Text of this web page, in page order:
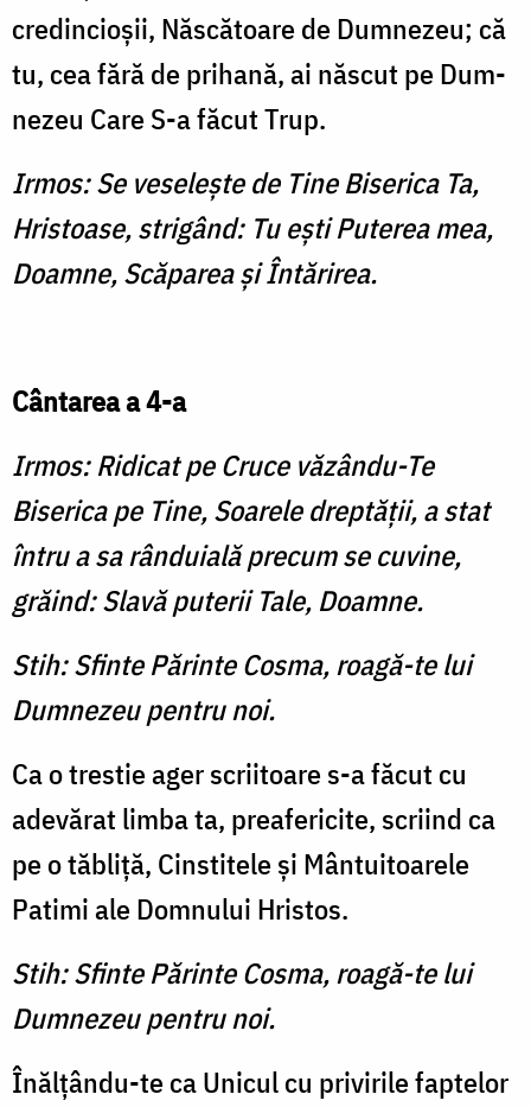
credincioşii, Născă­toare de Dumnezeu; că
tu, cea fără de prihană, ai născut pe Dum­
nezeu Care S-a făcut Trup.
Irmos: Se veseleşte de Tine Biserica Ta,
Hristoase, strigând: Tu eşti Puterea mea,
Doamne, Scăparea şi Întărirea.
Cântarea a 4-a
Irmos: Ridicat pe Cruce văzându-Te
Biserica pe Tine, Soarele dreptăţii, a stat
întru a sa rânduială precum se cuvine,
grăind: Slavă puterii Tale, Doamne.
Stih: Sfinte Părinte Cosma, roagă-te lui
Dumnezeu pentru noi.
Ca o trestie ager scriitoare s-a făcut cu
adevărat lim­ba ta, preafericite, scriind ca
pe o tăbliţă, Cinstitele şi Mântui­toarele
Patimi ale Domnului Hristos.
Stih: Sfinte Părinte Cosma, roagă-te lui
Dumnezeu pentru noi.
Înălţându-te ca Unicul cu privirile faptelor